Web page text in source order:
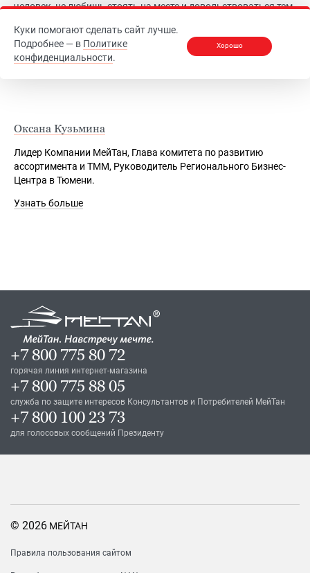
человек, не любишь стоять на месте и довольствоваться тем,
команде!»
Узнать больше
Оксана Кузьмина
Лидер Компании МейТан, Глава комитета по развитию
ассортимента и ТММ, Руководитель Регионального Бизнес-
Центра в Тюмени.
Узнать больше
+7 800 775 80 72
горячая линия интернет-магазина
+7 800 775 88 05
служба по защите интересов Консультантов и Потребителей МейТан
+7 800 100 23 73
для голосовых сообщений Президенту
© 2026 МЕЙТАН
Правила пользования сайтом
Куки помогают сделать сайт лучше.
Подробнее — в Политике
конфиденциальности.
Хорошо